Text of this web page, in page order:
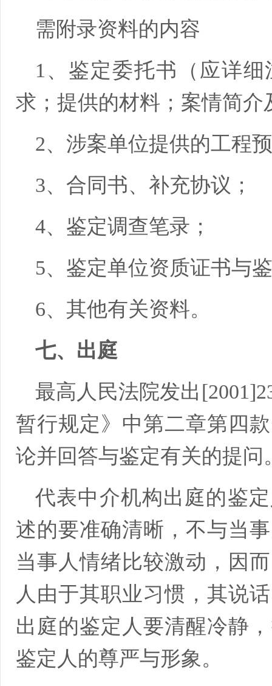
需附录资料的内容
1、鉴定委托书（应详
求；提供的材料；案情简介
2、涉案单位提供的工程
3、合同书、补充协议；
4、鉴定调查笔录；
5、鉴定单位资质证书与
6、其他有关资料。
七、出庭
最高人民法院发出
暂行规定》中第二章第四
论并回答与鉴定有关的提问
代表中介机构出庭的鉴
述的要准确清晰，不与当
当事人情绪比较激动，因
人由于其职业习惯，其说
出庭的鉴定人要清醒冷静
鉴定人的尊严与形象。